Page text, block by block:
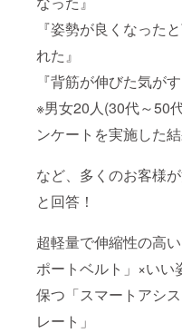
『姿勢が良くなった
れた』
『背筋が伸びた気がす
※男女20人(30代～50
ンケートを実施した
など、多くのお客様
と回答！
超軽量で伸縮性の高
ポートベルト」×いい
保つ「スマートアシ
レート」